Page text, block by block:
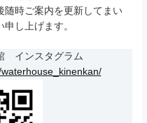
随時ご案内を更新してまい
し上げます。
インスタグラム